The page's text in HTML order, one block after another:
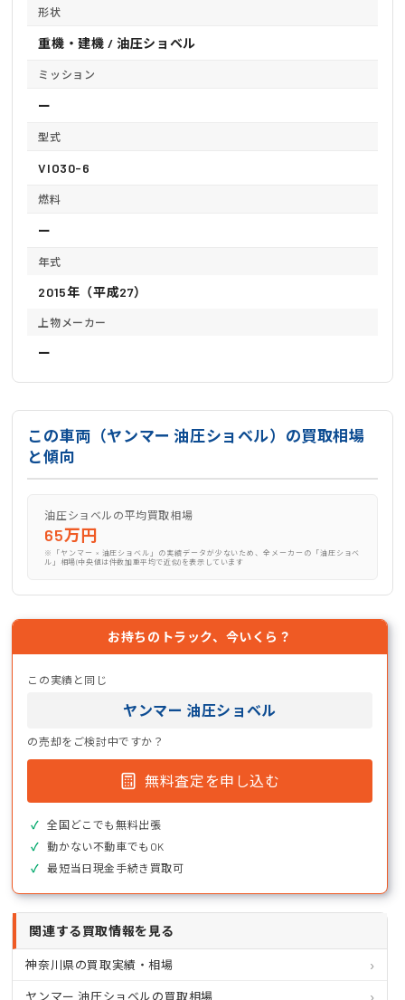
形状
重機・建機 / 油圧ショベル
ミッション
ー
型式
VIO30-6
燃料
ー
年式
2015年（平成27）
上物メーカー
ー
この車両（ヤンマー 油圧ショベル）の買取相場
と傾向
油圧ショベルの平均買取相場
65万円
※「ヤンマー × 油圧ショベル」の実績データが少ないため、全メーカーの「油圧ショベ
ル」相場(中央値は件数加重平均で近似)を表示しています
お持ちのトラック、今いくら？
この実績と同じ
ヤンマー 油圧ショベル
の売却をご検討中ですか？
無料査定を申し込む
全国どこでも無料出張
動かない不動車でもOK
最短当日現金手続き買取可
関連する買取情報を見る
神奈川県の買取実績・相場
ヤンマー 油圧ショベルの買取相場